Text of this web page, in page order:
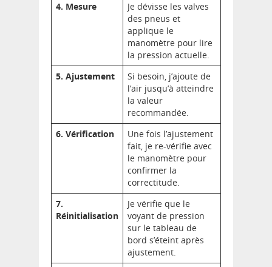
4. Mesure
Je dévisse les valves
des pneus et
applique le
manomètre pour lire
la pression actuelle.
5. Ajustement
Si besoin, j’ajoute de
l’air jusqu’à atteindre
la valeur
recommandée.
6. Vérification
Une fois l’ajustement
fait, je re-vérifie avec
le manomètre pour
confirmer la
correctitude.
7.
Réinitialisation
Je vérifie que le
voyant de pression
sur le tableau de
bord s’éteint après
ajustement.